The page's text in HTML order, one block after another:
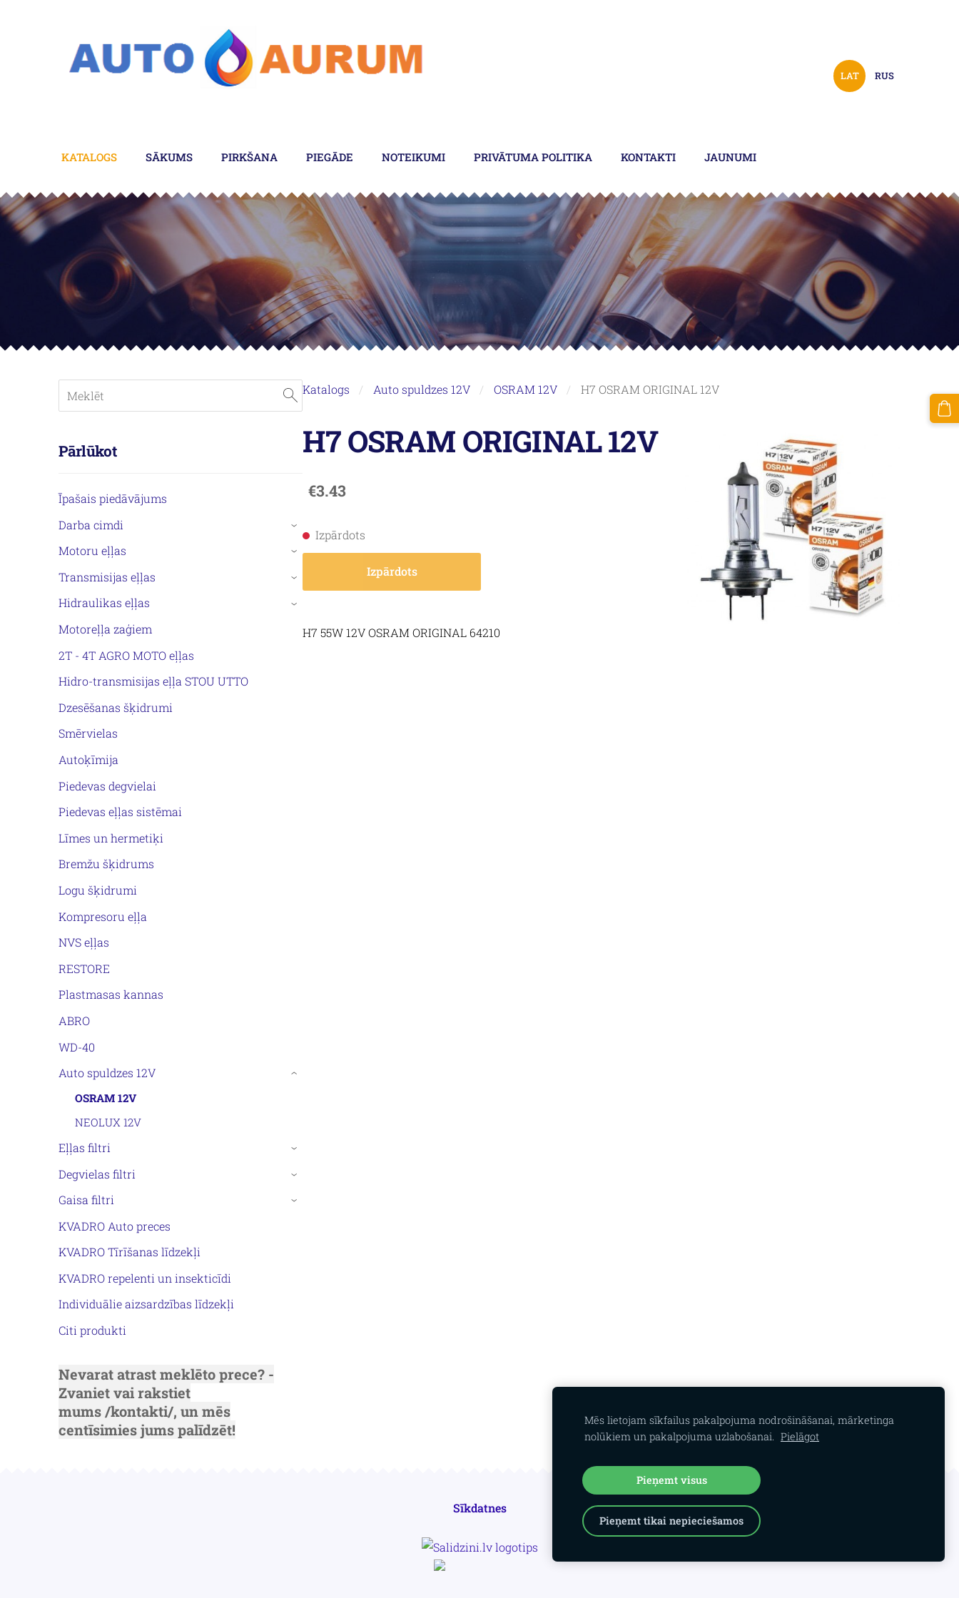
KATALOGS SĀKUMS PIRKŠANA PIEGĀDE NOTEIKUMI PRIVĀTUMA POLITIKA KONTAKTI JAUNUMI
LAT RUS
Pārlūkot
Īpašais piedāvājums
Darba cimdi
›
Motoru eļļas ›
Transmisijas eļļas ›
Hidraulikas eļļas ›
Motoreļļa zaģiem
2T - 4T AGRO MOTO eļļas
Hidro-transmisijas eļļa STOU UTTO
Dzesēšanas šķidrumi
Smērvielas
Autoķīmija
Piedevas degvielai
Piedevas eļļas sistēmai
Līmes un hermetiķi
Bremžu šķidrums
Logu šķidrumi
Kompresoru eļļa
NVS eļļas
RESTORE
Plastmasas kannas
ABRO
WD-40
Auto spuldzes 12V
OSRAM 12V
NEOLUX 12V
›
Eļļas filtri ›
Degvielas filtri ›
Gaisa filtri ›
KVADRO Auto preces
KVADRO Tīrīšanas līdzekļi
KVADRO repelenti un insekticīdi
Individuālie aizsardzības līdzekļi
Citi produkti
Nevarat atrast meklēto prece? -
Zvaniet vai rakstiet
mums/kontakti/, un mēs
centīsimies jums palīdzēt!
Katalogs Auto spuldzes 12V OSRAM 12V H7 OSRAM ORIGINAL 12V
H7 OSRAM ORIGINAL 12V
€3.43
Izpārdots
Izpārdots
H7 55W 12V OSRAM ORIGINAL 64210
Sīkdatnes
Mēs lietojam sīkfailus pakalpojuma nodrošināšanai, mārketinga
nolūkiem un pakalpojuma uzlabošanai. Pielāgot
Pieņemt visus
Pieņemt tikai nepieciešamos